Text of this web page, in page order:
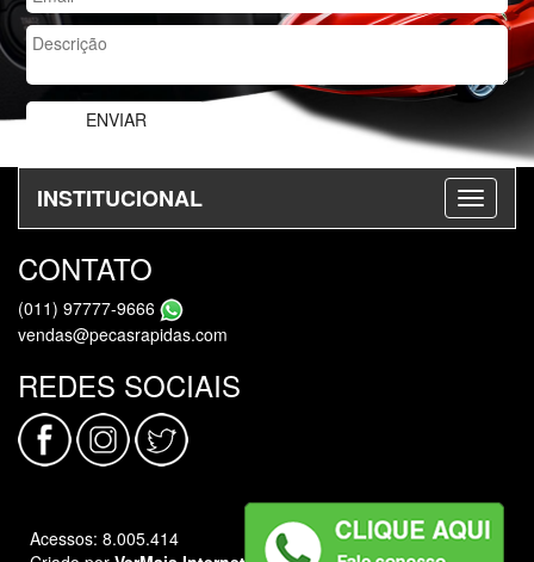
INSTITUCIONAL
CONTATO
(011) 97777-9666
vendas@pecasrapidas.com
REDES SOCIAIS
Acessos: 8.005.414